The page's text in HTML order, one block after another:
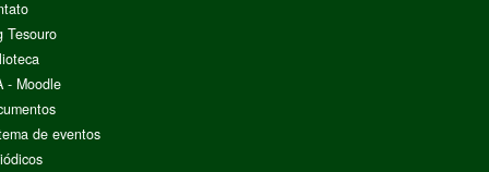
Tesouro
- Moodle
de eventos